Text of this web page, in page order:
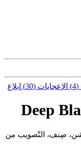
الإعجابات (30) إبلاغ
Deep
صِنف، التّصويب من